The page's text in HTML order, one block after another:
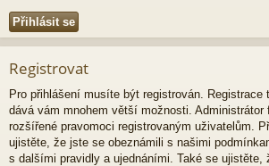
Registrovat
Pro přihlášení musíte být registrován. Registrace
dává vám mnohem větší možnosti. Administrátor
rozšířené pravomoci registrovaným uživatelům.
ujistěte, že jste se obeznámili s našimi
s dalšími pravidly a ujednáními. Také se ujistěte,